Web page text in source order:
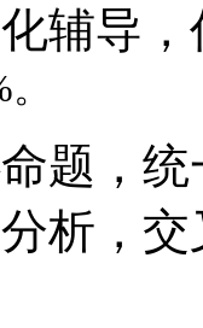
辅导
题，
析，